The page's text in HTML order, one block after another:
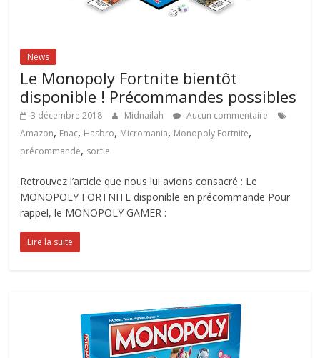
News
Le Monopoly Fortnite bientôt
disponible ! Précommandes possibles
3 décembre 2018 Midnailah
Aucun commentaire
Amazon, Fnac, Hasbro, Micromania, Monopoly Fortnite,
précommande, sortie
Retrouvez l’article que nous lui avions consacré : Le
MONOPOLY FORTNITE disponible en précommande Pour
rappel, le MONOPOLY GAMER :
Lire la suite